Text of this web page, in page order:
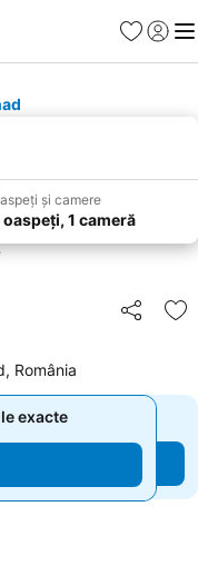
Favorite
și camere
oaspeți, 1 cameră
Distribuiți
România
exacte
exacte